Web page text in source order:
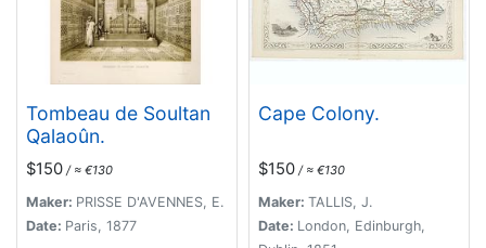
Tombeau de Soultan
Qalaoûn.
$150 / ≈ €130
Maker: PRISSE D'AVENNES, E.
Date: Paris, 1877
Cape Colony.
$150 / ≈ €130
Maker: TALLIS, J.
Date: London, Edinburgh,